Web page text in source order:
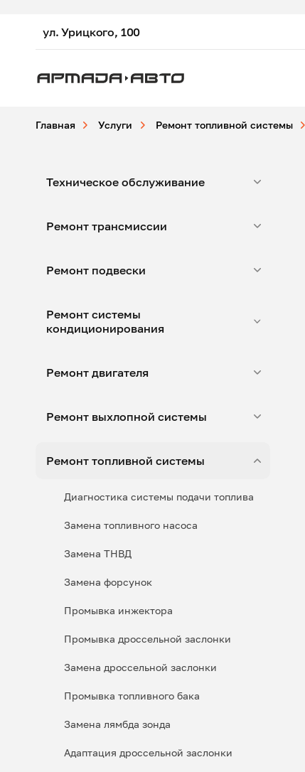
ул. Урицкого, 100
Главная Услуги Ремонт топливной системы
Техническое обслуживание
Ремонт трансмиссии
Ремонт подвески
Ремонт системы
кондиционирования
Ремонт двигателя
Ремонт выхлопной системы
Ремонт топливной системы
Диагностика системы подачи топлива
Замена топливного насоса
Замена ТНВД
Замена форсунок
Промывка инжектора
Промывка дроссельной заслонки
Замена дроссельной заслонки
Промывка топливного бака
Замена лямбда зонда
Адаптация дроссельной заслонки